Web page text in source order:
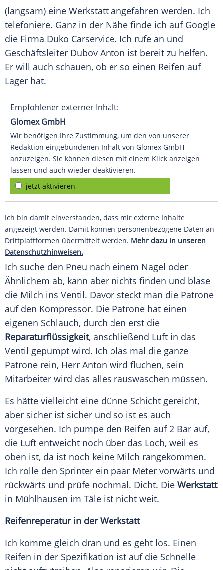
(langsam) eine Werkstatt angefahren werden. Ich
telefoniere. Ganz in der Nähe finde ich auf Google
die Firma Duko Carservice. Ich rufe an und
Geschäftsleiter Dubov Anton ist bereit zu helfen.
Er will auch schauen, ob er so einen Reifen auf
Lager hat.
Empfohlener externer Inhalt:
Glomex GmbH
Wir benötigen Ihre Zustimmung, um den von unserer
Redaktion eingebundenen Inhalt von Glomex GmbH
anzuzeigen. Sie können diesen mit einem Klick anzeigen
lassen und auch wieder deaktivieren.
jetzt aktivieren
Ich bin damit einverstanden, dass mir externe Inhalte
angezeigt werden. Damit können personenbezogene Daten an
Drittplattformen übermittelt werden. Mehr dazu in unseren
Datenschutzhinweisen.
Ich suche den Pneu nach einem Nagel oder
Ähnlichem ab, kann aber nichts finden und blase
die Milch ins Ventil. Davor steckt man die Patrone
auf den Kompressor. Die Patrone hat einen
eigenen Schlauch, durch den erst die
Reparaturflüssigkeit, anschließend Luft in das
Ventil gepumpt wird. Ich blas mal die ganze
Patrone rein, Herr Anton wird fluchen, sein
Mitarbeiter wird das alles rauswaschen müssen.
Es hätte vielleicht eine dünne Schicht gereicht,
aber sicher ist sicher und so ist es auch
vorgesehen. Ich pumpe den Reifen auf 2 Bar auf,
die Luft entweicht noch über das Loch, weil es
oben ist, da ist noch keine Milch rangekommen.
Ich rolle den Sprinter ein paar Meter vorwärts und
rückwärts und prüfe nochmal. Dicht. Die Werkstatt
in Mühlhausen im Täle ist nicht weit.
Reifenreperatur in der Werkstatt
Ich komme gleich dran und es geht los. Einen
Reifen in der Spezifikation ist auf die Schnelle